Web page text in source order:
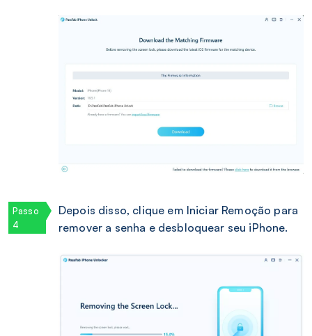
Depois disso, clique em Iniciar Remoção para
remover a senha e desbloquear seu iPhone.